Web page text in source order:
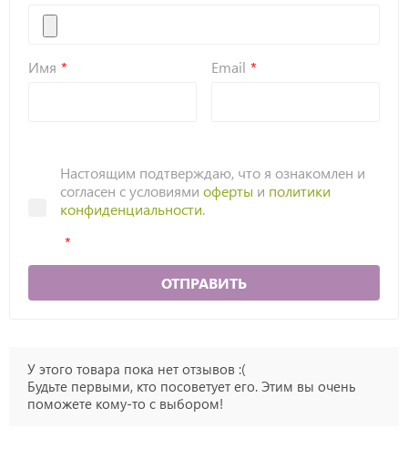
Имя Email
Настоящим подтверждаю, что я ознакомлен и
согласен с условиями оферты и политики
конфиденциальности.
ОТПРАВИТЬ
У этого товара пока нет отзывов :(
Будьте первыми, кто посоветует его. Этим вы очень
поможете кому-то с выбором!